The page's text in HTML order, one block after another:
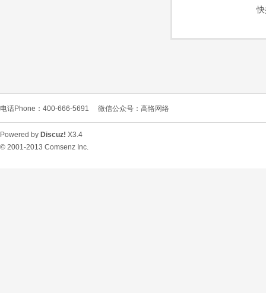
电话Phone：400-666-5691 微信公众号：高恪网络
Powered by Discuz! X3.4
© 2001-2013 Comsenz Inc.